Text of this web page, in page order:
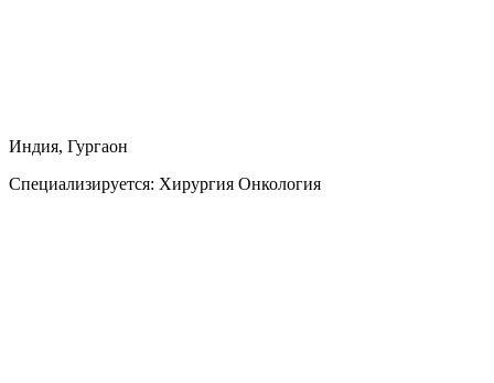
Индия, Гургаон
Специализируется: Хирургия Онкология